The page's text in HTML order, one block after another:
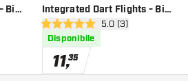
Big
recensioni
Integrated Dart Flights - Big
Wing - Grey White
apri pannello
5 stelle di valutazione
5.0 (3)
Disponibile
11,35